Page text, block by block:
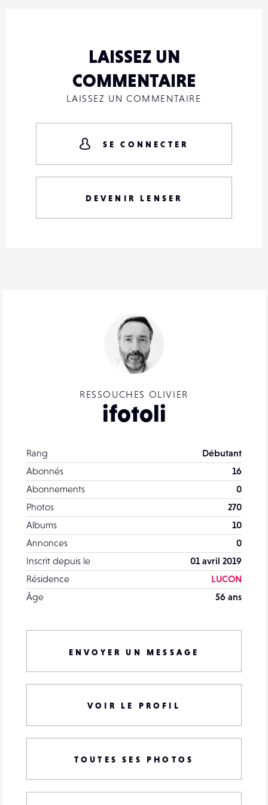
RESSOUCHES OLIVIER
ifotoli
Rang
Débutant
Abonnés
16
Abonnements
0
Photos
270
Albums
10
Annonces
0
Inscrit depuis le
01 avril 2019
Résidence
LUCON
Âge
56 ans
ENVOYER UN MESSAGE
VOIR LE PROFIL
TOUTES SES PHOTOS
LAISSEZ UN
COMMENTAIRE
LAISSEZ UN COMMENTAIRE
SE CONNECTER
DEVENIR LENSER